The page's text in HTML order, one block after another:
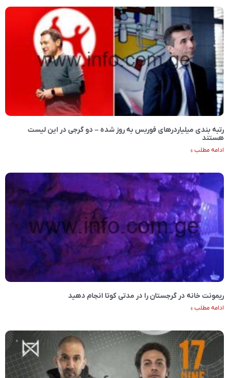
رتبه بندی میلیاردرهای فوربس به روز شده – دو گرجی در این لیست
هستند
ادامه مطلب »
ریمونت خانه در گرجستان را در مدتی کوتا انجام دهید
ادامه مطلب »